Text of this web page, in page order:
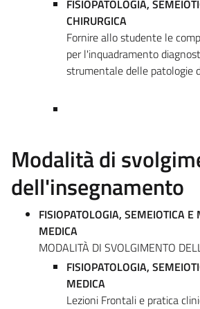
FISIOPATOLOGIA,
CHIRURGICA
Fornire allo studente le
per l'inquadramento
strumentale delle patologie
Modalità di
dell'insegnamento
FISIOPATOLOGIA, SEMEIOTICA E
MEDICA
MODALITÀ DI SVOLGIMENTO
FISIOPATOLOGIA,
MEDICA
Lezioni Frontali e pratica